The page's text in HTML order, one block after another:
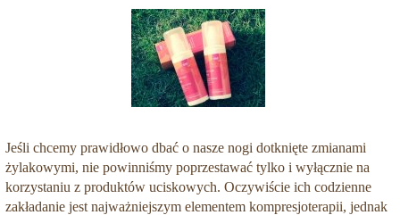
Jeśli chcemy prawidłowo dbać o nasze nogi dotknięte zmianami
żylakowymi, nie powinniśmy poprzestawać tylko i wyłącznie na
korzystaniu z produktów uciskowych. Oczywiście ich codzienne
zakładanie jest najważniejszym elementem kompresjoterapii, jednak